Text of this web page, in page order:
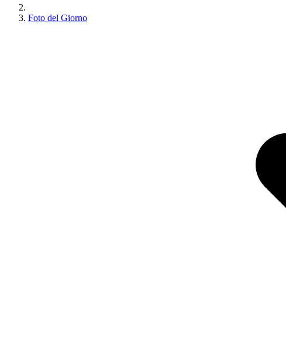
Foto del Giorno